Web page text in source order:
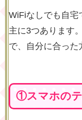
WiFiなしでも自宅
主に3つあります
で、自分に合った
①スマホのテ